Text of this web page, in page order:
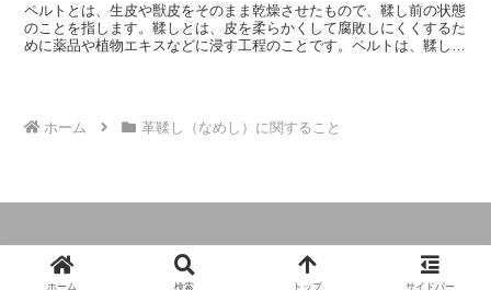
優しいとされています。しかし、六価クロムは人体や環境に有害で
す。そのため、多くの国では、クロム鞣剤の使用が規制されていま
す。
ペルトとは、生皮や獣皮をそのまま乾燥させたもので、鞣し前の状態
のことを指します。鞣しとは、皮を柔らかくして腐敗しにくくするた
めに薬品や植物エキスなどに浸す工程のことです。ペルトは、鞣しの
ートなどの製造に使用されます。 ペルトは、そのまま使用すること
鞣す方法で、短時間で鞣すことができ、強度と耐久性に優れていま
品の製造に使用される重要な素材です。鞣しによって、柔らかさと耐
久性を高め、製品として使用できるようになります。
ホーム 革鞣し（なめし）に関すること
© 2024 革製品とオーダーのガイドブック.
ホーム 検索 トップ サイドバー